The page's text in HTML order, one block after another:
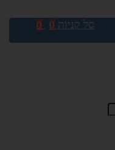
סל קניות 0
0